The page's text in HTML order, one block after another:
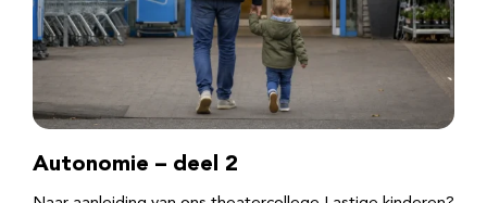
Autonomie – deel 2